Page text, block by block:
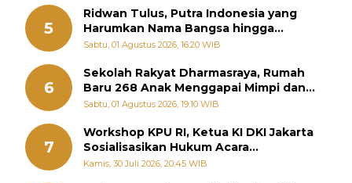
5
Ridwan Tulus, Putra Indonesia yang
Harumkan Nama Bangsa hingga
Diabadikan dalam Buku Jepang
Sabtu, 01 Agustus 2026, 16:20 WIB
6
Sekolah Rakyat Dharmasraya, Rumah
Baru 268 Anak Menggapai Mimpi dan
Memutus Rantai Kemiskinan
Sabtu, 01 Agustus 2026, 19:10 WIB
7
Workshop KPU RI, Ketua KI DKI Jakarta
Sosialisasikan Hukum Acara
Penyelesaian Sengketa Informasi Publik
Kamis, 30 Juli 2026, 20:45 WIB